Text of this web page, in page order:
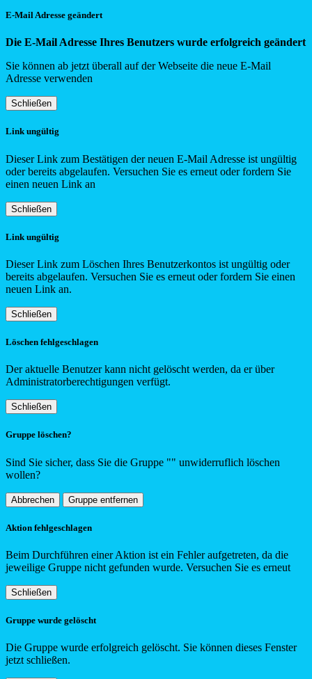
E-Mail Adresse geändert
Die E-Mail Adresse Ihres Benutzers wurde erfolgreich geändert
Sie können ab jetzt überall auf der Webseite die neue E-Mail
Adresse verwenden
Schließen
Link ungültig
Dieser Link zum Bestätigen der neuen E-Mail Adresse ist ungültig
oder bereits abgelaufen. Versuchen Sie es erneut oder fordern Sie
einen neuen Link an
Schließen
Link ungültig
Dieser Link zum Löschen Ihres Benutzerkontos ist ungültig oder
bereits abgelaufen. Versuchen Sie es erneut oder fordern Sie einen
neuen Link an.
Schließen
Löschen fehlgeschlagen
Der aktuelle Benutzer kann nicht gelöscht werden, da er über
Administratorberechtigungen verfügt.
Schließen
Gruppe löschen?
Sind Sie sicher, dass Sie die Gruppe "" unwiderruflich löschen
wollen?
Abbrechen Gruppe entfernen
Aktion fehlgeschlagen
Beim Durchführen einer Aktion ist ein Fehler aufgetreten, da die
jeweilige Gruppe nicht gefunden wurde. Versuchen Sie es erneut
Schließen
Gruppe wurde gelöscht
Die Gruppe wurde erfolgreich gelöscht. Sie können dieses Fenster
jetzt schließen.